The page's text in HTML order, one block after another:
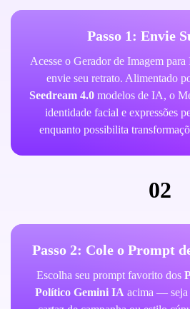
Passo 1: Envie
Acesse o Gerador de Imagem
envie seu retrato. Alimentado
Seedream 4.0 modelos de IA, o
identidade facial e expressões
enquanto possibilita
02
Passo 2: Cole o Prompt
Escolha seu prompt favorito dos
Político Gemini IA acima — seja